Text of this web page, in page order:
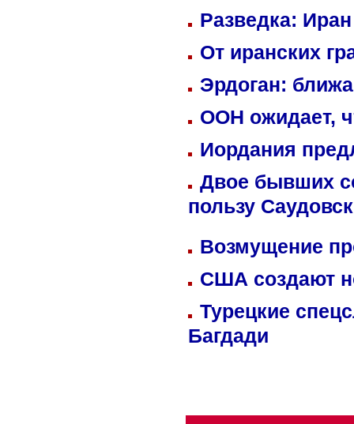
Разведка:
От иранских
Эрдоган:
ООН ожидает,
Иордания
Двое бывших
пользу
Возмущение
США создают
Турецкие
Багдади